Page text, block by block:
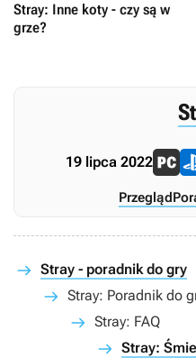
Stray: Inne koty - czy są w
grze?
19 lipca 2022
Przegląd
Stray - poradnik do gry
Stray: Poradnik do
Stray: FAQ
Stray: